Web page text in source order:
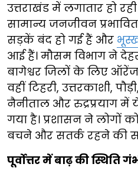
उत्तराखंड में लगातार हो
सामान्य जनजीवन
सड़कें बंद हो गई हैं और
आई हैं। मौसम विभाग ने
बागेश्वर जिलों के लिए ऑरेंज
वहीं टिहरी, उत्तरकाशी,
नैनीताल और रुद्रप्रयाग में
गया है। प्रशासन ने लोगों
बचने और सतर्क रहने की
पूर्वोत्तर में बाढ़ की स्थिति